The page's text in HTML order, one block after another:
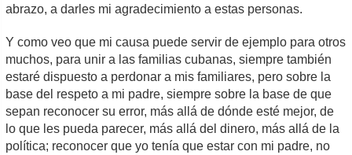
abrazo, a darles mi agradecimiento a estas personas.
Y como veo que mi causa puede servir de ejemplo para otros
muchos, para unir a las familias cubanas, siempre también
estaré dispuesto a perdonar a mis familiares, pero sobre la
base del respeto a mi padre, siempre sobre la base de que
sepan reconocer su error, más allá de dónde esté mejor, de
lo que les pueda parecer, más allá del dinero, más allá de la
política; reconocer que yo tenía que estar con mi padre, no